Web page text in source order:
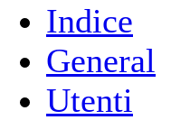
Indice
General
Utenti